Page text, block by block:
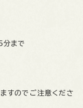
まで
すのでご注意くださ